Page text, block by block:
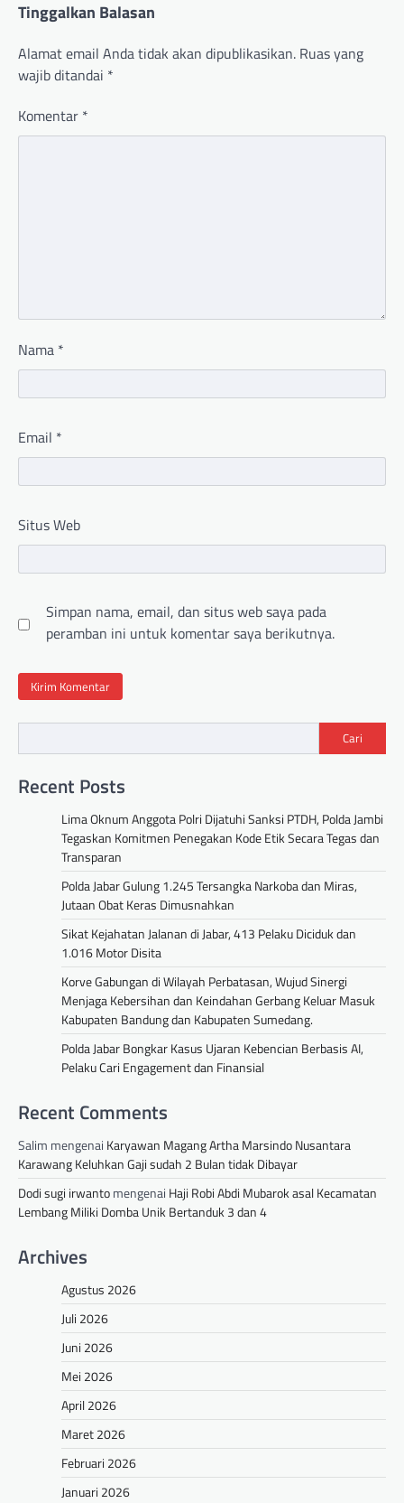
Tinggalkan Balasan
Alamat email Anda tidak akan dipublikasikan. Ruas yang
wajib ditandai *
Komentar *
Nama *
Email *
Situs Web
Simpan nama, email, dan situs web saya pada
peramban ini untuk komentar saya berikutnya.
Cari
Recent Posts
Lima Oknum Anggota Polri Dijatuhi Sanksi PTDH, Polda Jambi
Tegaskan Komitmen Penegakan Kode Etik Secara Tegas dan
Transparan
Polda Jabar Gulung 1.245 Tersangka Narkoba dan Miras,
Jutaan Obat Keras Dimusnahkan
Sikat Kejahatan Jalanan di Jabar, 413 Pelaku Diciduk dan
1.016 Motor Disita
Korve Gabungan di Wilayah Perbatasan, Wujud Sinergi
Menjaga Kebersihan dan Keindahan Gerbang Keluar Masuk
Kabupaten Bandung dan Kabupaten Sumedang.
Polda Jabar Bongkar Kasus Ujaran Kebencian Berbasis AI,
Pelaku Cari Engagement dan Finansial
Recent Comments
Salim mengenai Karyawan Magang Artha Marsindo Nusantara
Karawang Keluhkan Gaji sudah 2 Bulan tidak Dibayar
Dodi sugi irwantomengenai Haji Robi Abdi Mubarok asal Kecamatan
Lembang Miliki Domba Unik Bertanduk 3 dan 4
Archives
Agustus 2026
Juli 2026
Juni 2026
Mei 2026
April 2026
Maret 2026
Februari 2026
Januari 2026